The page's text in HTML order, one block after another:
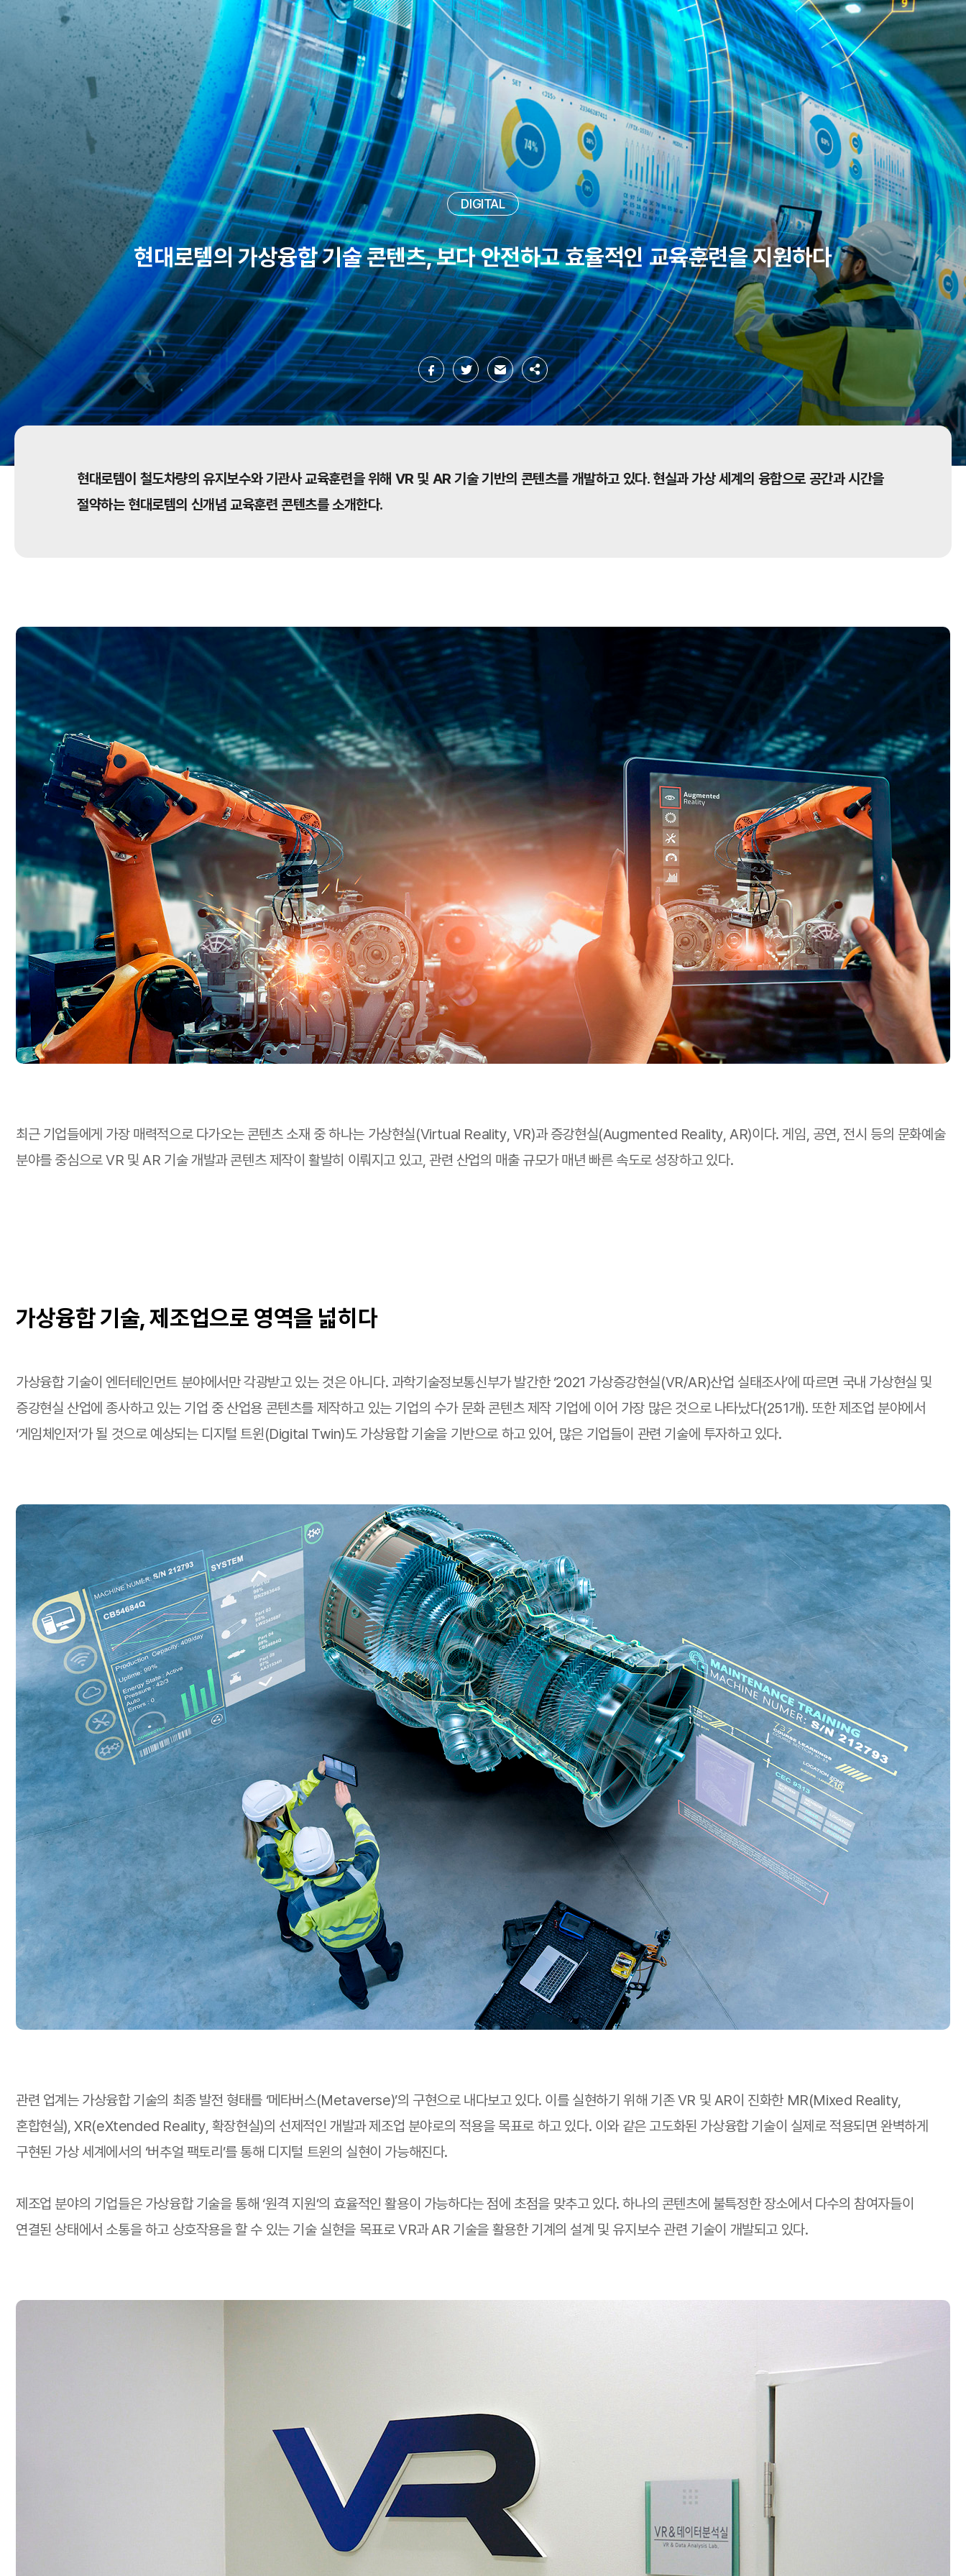
DIGITAL GREEN NEW NORMAL EN
DIGITAL
현대로템의 가상융합 기술 콘텐츠, 보다 안전하고 효율적인 교육훈련을 지원하다
현대로템이 철도차량의 유지보수와 기관사 교육훈련을 위해 VR 및 AR 기술 기반의 콘텐츠를 개발하고 있다. 현실과 가상 세계의 융합으로 공간과 시간을
절약하는 현대로템의 신개념 교육훈련 콘텐츠를 소개한다.
최근 기업들에게 가장 매력적으로 다가오는 콘텐츠 소재 중 하나는 가상현실(Virtual Reality, VR)과 증강현실(Augmented Reality, AR)이다. 게임, 공연, 전시 등의 문화예술
분야를 중심으로 VR 및 AR 기술 개발과 콘텐츠 제작이 활발히 이뤄지고 있고, 관련 산업의 매출 규모가 매년 빠른 속도로 성장하고 있다.
가상융합 기술, 제조업으로 영역을 넓히다
가상융합 기술이 엔터테인먼트 분야에서만 각광받고 있는 것은 아니다. 과학기술정보통신부가 발간한 ‘2021 가상증강현실(VR/AR)산업 실태조사’에 따르면 국내 가상현실 및
증강현실 산업에 종사하고 있는 기업 중 산업용 콘텐츠를 제작하고 있는 기업의 수가 문화 콘텐츠 제작 기업에 이어 가장 많은 것으로 나타났다(251개). 또한 제조업 분야에서
‘게임체인저’가 될 것으로 예상되는 디지털 트윈(Digital Twin)도 가상융합 기술을 기반으로 하고 있어, 많은 기업들이 관련 기술에 투자하고 있다.
관련 업계는 가상융합 기술의 최종 발전 형태를 ‘메타버스(Metaverse)’의 구현으로 내다보고 있다. 이를 실현하기 위해 기존 VR 및 AR이 진화한 MR(Mixed Reality,
혼합현실), XR(eXtended Reality, 확장현실)의 선제적인 개발과 제조업 분야로의 적용을 목표로 하고 있다. 이와 같은 고도화된 가상융합 기술이 실제로 적용되면 완벽하게
구현된 가상 세계에서의 ‘버추얼 팩토리’를 통해 디지털 트윈의 실현이 가능해진다.
제조업 분야의 기업들은 가상융합 기술을 통해 ‘원격 지원’의 효율적인 활용이 가능하다는 점에 초점을 맞추고 있다. 하나의 콘텐츠에 불특정한 장소에서 다수의 참여자들이
연결된 상태에서 소통을 하고 상호작용을 할 수 있는 기술 실현을 목표로 VR과 AR 기술을 활용한 기계의 설계 및 유지보수 관련 기술이 개발되고 있다.